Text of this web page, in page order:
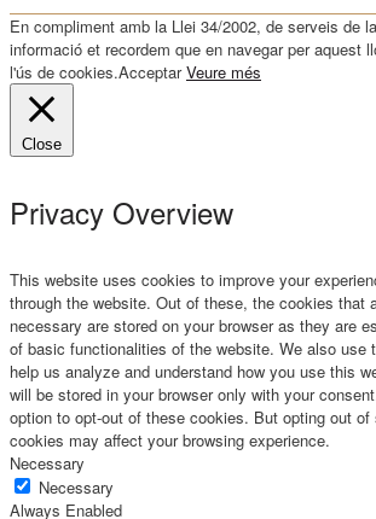
En compliment amb la Llei 34/2002, de serveis de
informació et recordem que en navegar per aquest
l'ús de cookies.Acceptar Veure més
Close
Privacy Overview
This website uses cookies to improve your
through the website. Out of these, the cookies that
necessary are stored on your browser as they are
of basic functionalities of the website. We also use
help us analyze and understand how you use this
will be stored in your browser only with your
option to opt-out of these cookies. But opting out
cookies may affect your browsing experience.
Necessary
Necessary
Always Enabled